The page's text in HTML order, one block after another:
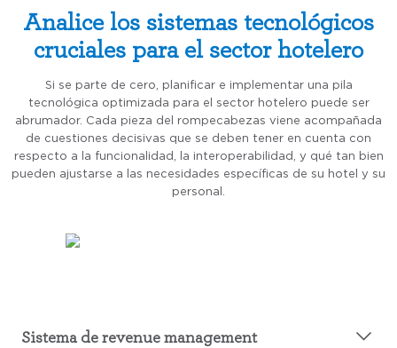
Analice los sistemas tecnológicos
cruciales para el sector hotelero
Si se parte de cero, planificar e implementar una pila
tecnológica optimizada para el sector hotelero puede ser
abrumador. Cada pieza del rompecabezas viene acompañada
de cuestiones decisivas que se deben tener en cuenta con
respecto a la funcionalidad, la interoperabilidad, y qué tan bien
pueden ajustarse a las necesidades específicas de su hotel y su
personal.
Sistema de revenue management